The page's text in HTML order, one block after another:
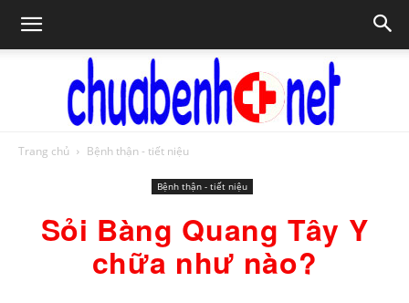
Trang chủ Bệnh thận - tiết niệu
Bệnh thận - tiết niệu
Sỏi Bàng Quang Tây Y
chữa như nào?